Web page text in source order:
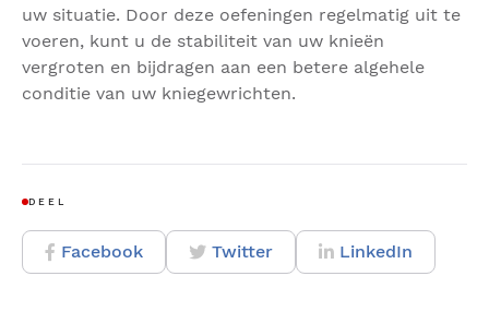
uw situatie. Door deze oefeningen regelmatig uit te
voeren, kunt u de stabiliteit van uw knieën
vergroten en bijdragen aan een betere algehele
conditie van uw kniegewrichten.
DEEL
Facebook Twitter LinkedIn